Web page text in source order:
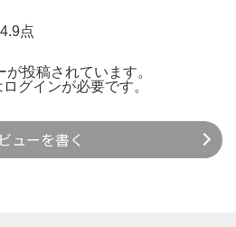
4.9点
投稿されています。
ログインが必要です。
ューを書く